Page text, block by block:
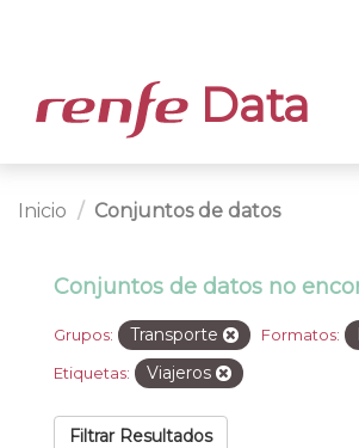
Data
Inicio Conjuntos de datos
Conjuntos de datos no
Grupos: Transporte Formatos:
Etiquetas: Viajeros
Filtrar Resultados